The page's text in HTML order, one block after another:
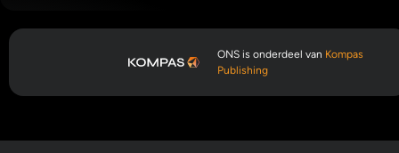
ONS is onderdeel van Kompas
Publishing